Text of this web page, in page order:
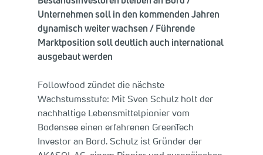
Unternehmen soll in den kommenden Jahren
dynamisch weiter wachsen / Führende
Marktposition soll deutlich auch international
ausgebaut werden
Followfood zündet die nächste
Wachstumsstufe: Mit Sven Schulz holt der
nachhaltige Lebensmittelpionier vom
Bodensee einen erfahrenen GreenTech
Investor an Bord. Schulz ist Gründer der